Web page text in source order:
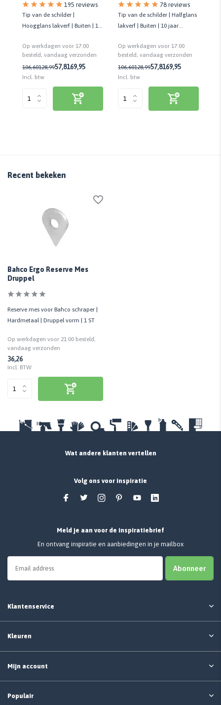
195 reviews
Tip van de schilder |
Hoogglans lakverf | Buiten | 10
Op werkdagen voor 17:00
besteld, vandaag verzonden
106,60128,9957,8169,95
Incl. btw
78 reviews
Tip van de schilder | Halfglans
lakverf | Buiten | 10 jaar
Op werkdagen voor 17:00
besteld, vandaag verzonden
106,60128,9957,8169,95
Incl. btw
Recent bekeken
Bahco Ergo Reserve Mes
Druppel
Reserve mes voor Bahco schraper |
Hardmetaal | Druppel vorm | 1 ST
Op werkdagen voor 21:00 besteld,
vandaag verzonden
36,26
Incl. BTW
Wat andere klanten vertellen
Volg ons voor inspiratie
Meld je aan voor de inspiratiebrief
En ontvang inspiratie en aanbiedingen in je mailbox
Abonneer
Klantenservice
Kleuren
Mijn account
Populair